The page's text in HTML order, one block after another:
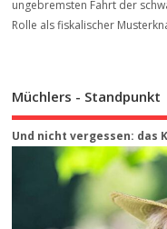
ungebremsten Fahrt der
Rolle als fiskalischer
Müchlers - Standpunkt
Und nicht vergessen: das